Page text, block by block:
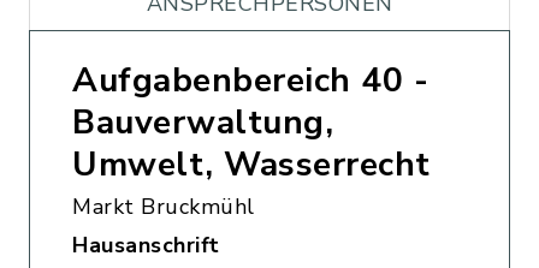
Aufgabenbereich 40 -
Bauverwaltung,
Umwelt, Wasserrecht
Markt Bruckmühl
Hausanschrift